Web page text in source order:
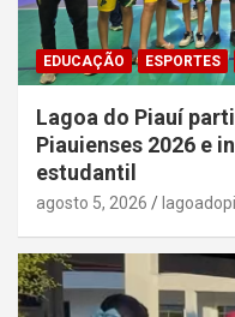
EDUCAÇÃO ESPORTES
Lagoa do Piauí
Piauienses 2026 e
estudantil
agosto 5, 2026